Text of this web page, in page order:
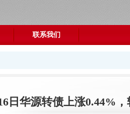
联系我们
日华源转债上涨0.44%